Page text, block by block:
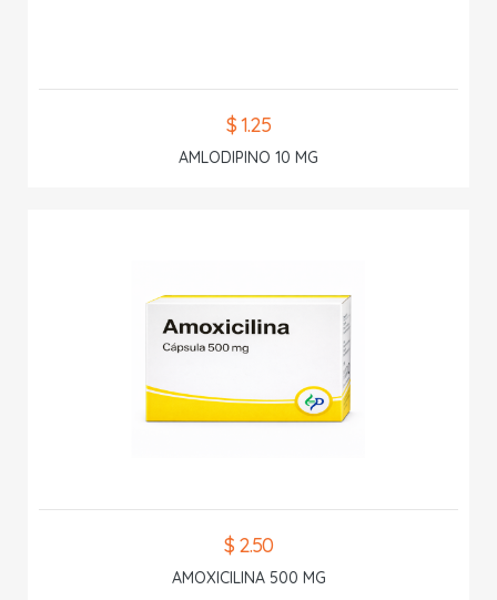
$ 1.25
AMLODIPINO 10 MG
$ 2.50
AMOXICILINA 500 MG